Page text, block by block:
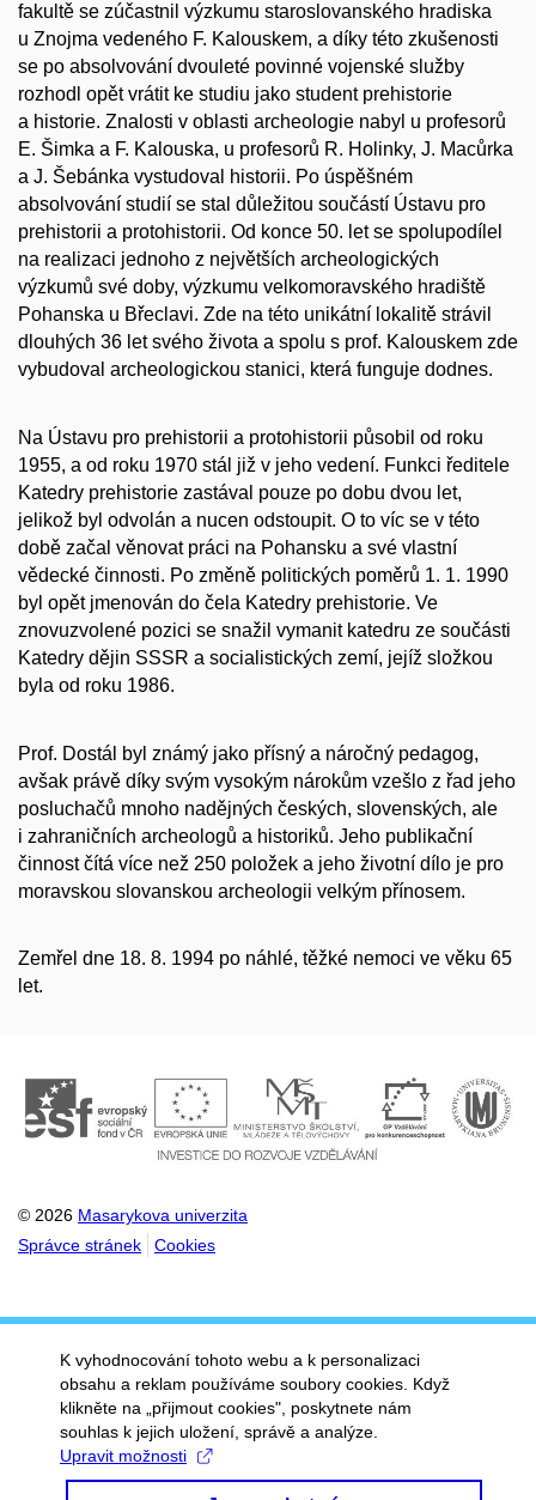
fakultě se zúčastnil výzkumu staroslovanského hradiska
u Znojma vedeného F. Kalouskem, a díky této zkušenosti
se po absolvování dvouleté povinné vojenské služby
rozhodl opět vrátit ke studiu jako student prehistorie
a historie. Znalosti v oblasti archeologie nabyl u profesorů
E. Šimka a F. Kalouska, u profesorů R. Holinky, J. Macůrka
a J. Šebánka vystudoval historii. Po úspěšném
absolvování studií se stal důležitou součástí Ústavu pro
prehistorii a protohistorii. Od konce 50. let se spolupodílel
na realizaci jednoho z největších archeologických
výzkumů své doby, výzkumu velkomoravského hradiště
Pohanska u Břeclavi. Zde na této unikátní lokalitě strávil
dlouhých 36 let svého života a spolu s prof. Kalouskem zde
vybudoval archeologickou stanici, která funguje dodnes.
Na Ústavu pro prehistorii a protohistorii působil od roku
1955, a od roku 1970 stál již v jeho vedení. Funkci ředitele
Katedry prehistorie zastával pouze po dobu dvou let,
jelikož byl odvolán a nucen odstoupit. O to víc se v této
době začal věnovat práci na Pohansku a své vlastní
vědecké činnosti. Po změně politických poměrů 1. 1. 1990
byl opět jmenován do čela Katedry prehistorie. Ve
znovuzvolené pozici se snažil vymanit katedru ze součásti
Katedry dějin SSSR a socialistických zemí, jejíž složkou
byla od roku 1986.
Prof. Dostál byl známý jako přísný a náročný pedagog,
avšak právě díky svým vysokým nárokům vzešlo z řad jeho
posluchačů mnoho nadějných českých, slovenských, ale
i zahraničních archeologů a historiků. Jeho publikační
činnost čítá více než 250 položek a jeho životní dílo je pro
moravskou slovanskou archeologii velkým přínosem.
Zemřel dne 18. 8. 1994 po náhlé, těžké nemoci ve věku 65
let.
© 2026 Masarykova univerzita
Správce stránek
Cookies
K vyhodnocování tohoto webu a k personalizaci
obsahu a reklam používáme soubory cookies. Když
klikněte na „přijmout cookies", poskytnete nám
souhlas k jejich uložení, správě a analýze.
Upravit možnosti